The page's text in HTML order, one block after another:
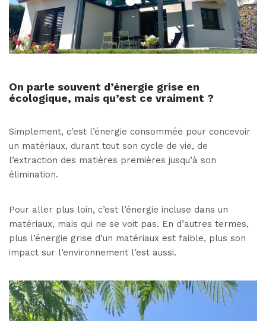
On parle souvent d’énergie grise en
écologique, mais qu’est ce vraiment ?
Simplement, c’est l’énergie consommée pour concevoir
un matériaux, durant tout son cycle de vie, de
l’extraction des matières premières jusqu’à son
élimination.
Pour aller plus loin, c’est l’énergie incluse dans un
matériaux, mais qui ne se voit pas. En d’autres termes,
plus l’énergie grise d’un matériaux est faible, plus son
impact sur l’environnement l’est aussi.